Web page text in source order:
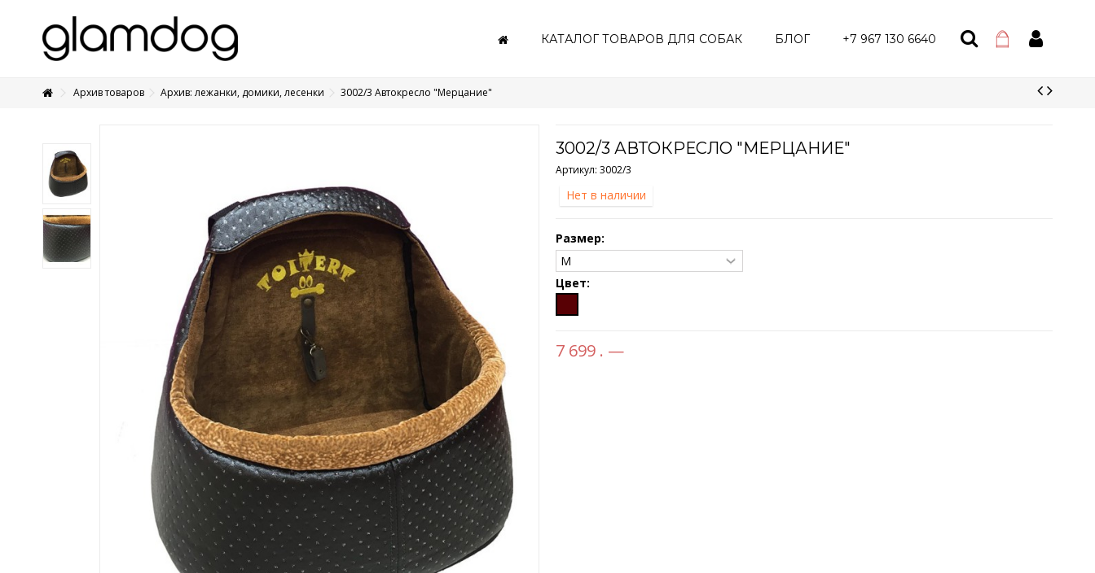
+7 495 1250410
КАТАЛОГ ТОВАРОВ ДЛЯ СОБАК БЛОГ +7 967 130 6640
Архив товаров Архив: лежанки, домики, лесенки 3002/3 Автокресло "Мерцание"
3002/3 АВТОКРЕСЛО "МЕРЦАНИЕ"
Артикул: 3002/3
Нет в наличии
Размер:
Цвет:
7 699 . —